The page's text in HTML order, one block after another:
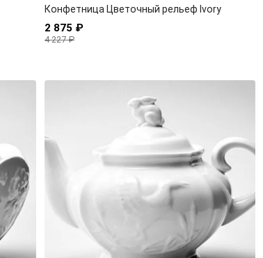
Конфетница Цветочный рельеф Ivory
2 875 ₽
4 227 ₽